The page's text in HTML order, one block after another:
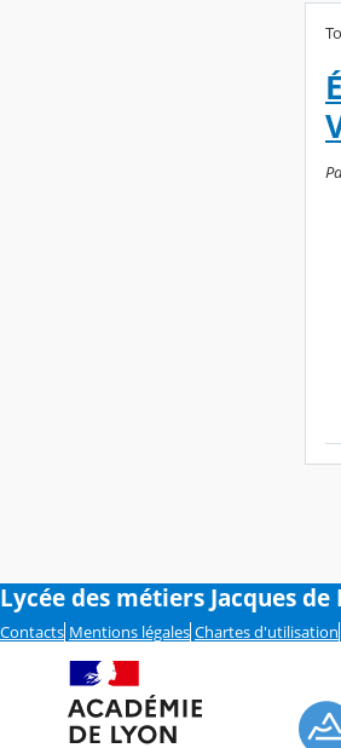
Lycée des métiers Jacques de
Contacts Mentions légales Chartes d'utilisation